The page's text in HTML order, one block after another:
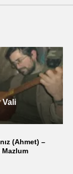
Vali
(Ahmet) –
Mazlum